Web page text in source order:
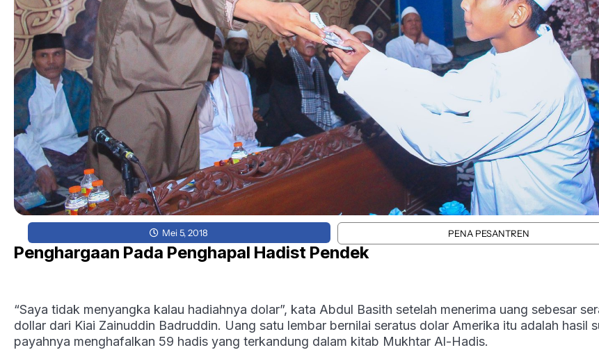
Mei 5, 2018 PENA PESANTREN
Penghargaan Pada Penghapal Hadist Pendek
“Saya tidak menyangka kalau hadiahnya dolar”, kata Abdul Basith setelah menerima uang sebesar
dollar dari Kiai Zainuddin Badruddin. Uang satu lembar bernilai seratus dolar Amerika itu adalah hasil
payahnya menghafalkan 59 hadis yang terkandung dalam kitab Mukhtar Al-Hadis.